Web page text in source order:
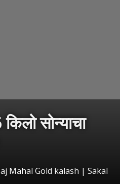
सोन्याचा
Mahal Gold kalash | Sakal